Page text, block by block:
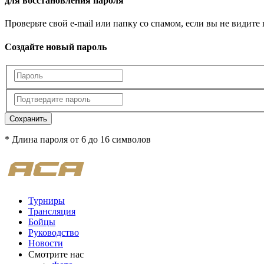
Проверьте свой e-mail или папку со спамом, если вы не видите
Создайте новый пароль
Сохранить
* Длина пароля от 6 до 16 символов
Турниры
Трансляция
Бойцы
Руководство
Новости
Смотрите нас